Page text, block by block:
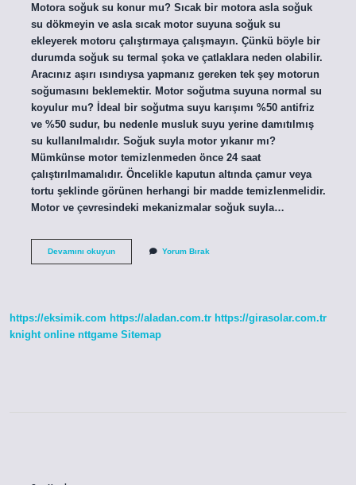
Motora soğuk su konur mu? Sıcak bir motora asla soğuk
su dökmeyin ve asla sıcak motor suyuna soğuk su
ekleyerek motoru çalıştırmaya çalışmayın. Çünkü böyle bir
durumda soğuk su termal şoka ve çatlaklara neden olabilir.
Aracınız aşırı ısındıysa yapmanız gereken tek şey motorun
soğumasını beklemektir. Motor soğutma suyuna normal su
koyulur mu? İdeal bir soğutma suyu karışımı %50 antifriz
ve %50 sudur, bu nedenle musluk suyu yerine damıtılmış
su kullanılmalıdır. Soğuk suyla motor yıkanır mı?
Mümkünse motor temizlenmeden önce 24 saat
çalıştırılmamalıdır. Öncelikle kaputun altında çamur veya
tortu şeklinde görünen herhangi bir madde temizlenmelidir.
Motor ve çevresindeki mekanizmalar soğuk suyla…
Devamını okuyunAraba
Yorum Bırak
https://eksimik.com https://aladan.com.tr https://girasolar.com.tr
knight online nttgame Sitemap